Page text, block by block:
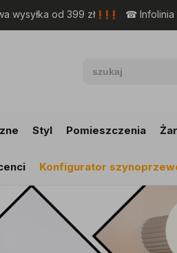
wysyłka od 399 zł ! ! ! ☎ Infolinia
Styl Pomieszczenia
Konfigurator